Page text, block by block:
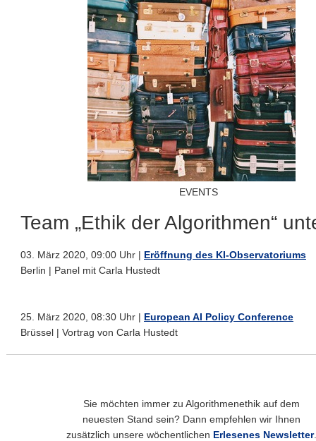
EVENTS
Team „Ethik der Algorithmen“
03. März 2020, 09:00 Uhr | Eröffnung des KI-Observatoriums
Berlin | Panel mit Carla Hustedt
25. März 2020, 08:30 Uhr | European AI Policy Conference
Brüssel | Vortrag von Carla Hustedt
Sie möchten immer zu Algorithmenethik auf dem
neuesten Stand sein? Dann empfehlen wir Ihnen
zusätzlich unsere wöchentlichen Erlesenes Newsletter.